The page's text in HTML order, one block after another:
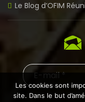
Le Blog d’OFIM
Les cookies sont
site. Dans le but